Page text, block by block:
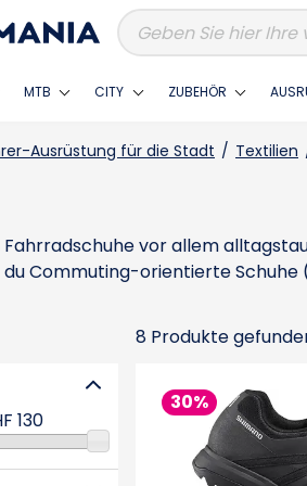
MTB CITY ZUBEHÖR
Ausrüstung für die Stadt / Textilien
vor allem
du Commuting-orientierte
Entscheidend ist die Balance:
im Winter oder bei Nässe, wenn
wechselst: Schuhe, die
(Schnürung, Klett, BOA),
bis performance-orientiert. Für
lässt“: du trittst effizient,
8 Produkte
30%